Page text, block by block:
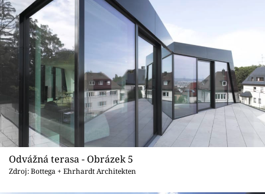
Odvážná terasa - Obrázek 5
Zdroj: Bottega + Ehrhardt Architekten